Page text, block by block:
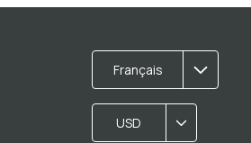
Français
USD